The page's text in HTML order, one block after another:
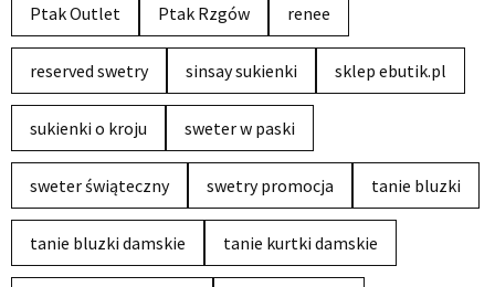
Ptak Outlet Ptak Rzgów renee
reserved swetry sinsay sukienki sklep ebutik.pl
sukienki o kroju sweter w paski
sweter świąteczny swetry promocja tanie bluzki
tanie bluzki damskie tanie kurtki damskie